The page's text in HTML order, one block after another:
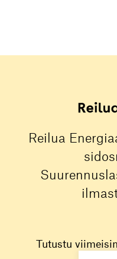
Reilua
Tutustu